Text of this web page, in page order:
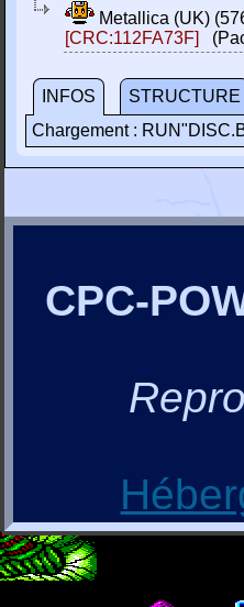
Metallica (UK)
[CRC:112FA73F]
INFOS
STRUCTURE
Chargement :
CPC-